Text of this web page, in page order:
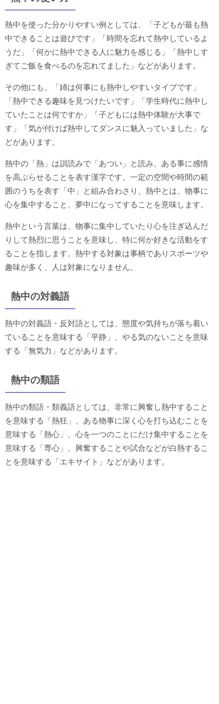
熱中を使った分かりやすい例としては、「子どもが最も熱
中できることは遊びです」「時間を忘れて熱中しているよ
うだ」「何かに熱中できる人に魅力を感じる」「熱中しす
ぎてご飯を食べるのを忘れてました」などがあります。
その他にも、「姉は何事にも熱中しやすいタイプです」
「熱中できる趣味を見つけたいです」「学生時代に熱中し
ていたことは何ですか」「子どもには熱中体験が大事で
す」「気が付けば熱中してダンスに魅入っていました」な
どがあります。
熱中の「熱」は訓読みで「あつい」と読み、ある事に感情
を高ぶらせることを表す漢字です。一定の空間や時間の範
囲のうちを表す「中」と組み合わさり、熱中とは、物事に
心を集中すること、夢中になってすることを意味します。
熱中という言葉は、物事に集中していたり心を注ぎ込んだ
りして熱烈に思うことを意味し、特に何か好きな活動をす
ることを指します。熱中する対象は事柄でありスポーツや
趣味が多く、人は対象になりません。
熱中の対義語
熱中の対義語・反対語としては、態度や気持ちが落ち着い
ていることを意味する「平静」、やる気のないことを意味
する「無気力」などがあります。
熱中の類語
熱中の類語・類義語としては、非常に興奮し熱中すること
を意味する「熱狂」、ある物事に深く心を打ち込むことを
意味する「熱心」、心を一つのことにだけ集中することを
意味する「専心」、興奮することや試合などが白熱するこ
とを意味する「エキサイト」などがあります。